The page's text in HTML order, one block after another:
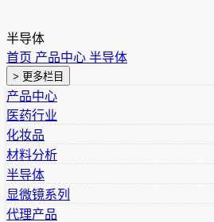
半导体
首页 产品中心 半导体
> 更多栏目
产品中心
医药行业
化妆品
材料分析
半导体
显微镜系列
代理产品